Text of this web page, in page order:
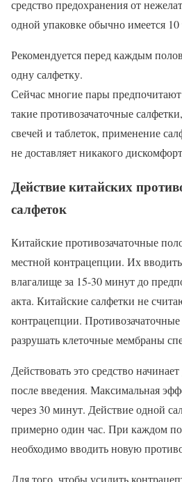
средство предохранения от
одной упаковке обычно имеется 10
Рекомендуется перед каждым
одну салфетку.
Сейчас многие пары
такие противозачаточные
свечей и таблеток, применение
не доставляет никакого
Действие китайских
салфеток
Китайские противозачаточные
местной контрацепции. Их
влагалище за 15-30 минут до
акта. Китайские салфетки не
контрацепции.
разрушать клеточные мембраны
Действовать это средство
после введения. Максимальная
через 30 минут. Действие одной
примерно один час. При каждом
необходимо вводить новую
Для того, чтобы усилить